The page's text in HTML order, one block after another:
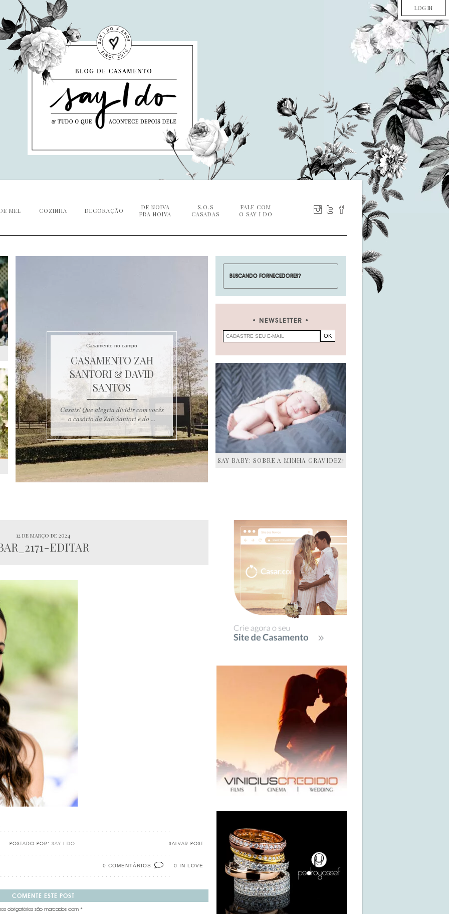
LOG IN
MEL COZINHA DECORAÇÃO
DE NOIVA
PRA NOIVA
S.O.S
CASADAS
FALE COM
O SAY I DO
Casamento no campo
CASAMENTO ZAH
SANTORI & DAVID
SANTOS
Casais! Que alegria dividir com vocês
o casório da Zah Santori e do ...
NEWSLETTER
SAY BABY: SOBRE A MINHA GRAVIDEZ!
12 de março de 2024
EDITAR
SALVAR POST
POSTADO POR: SAY I DO
0 IN LOVE
0 COMENTÁRIOS
COMENTE ESTE POST
obrigatórios são marcados com *
SIDEBAR